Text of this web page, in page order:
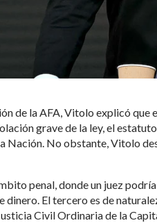
de la AFA, Vitolo explicó
grave de la ley, el
Nación. No obstante, Vitolo
penal, donde un juez
dinero. El tercero es de
Civil Ordinaria de la